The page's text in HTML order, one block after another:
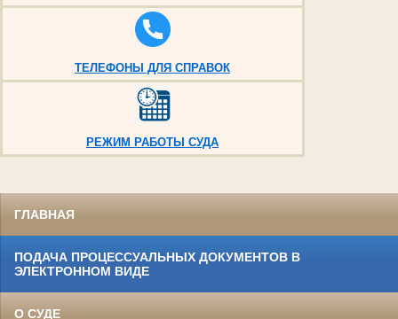
ТЕЛЕФОНЫ ДЛЯ СПРАВОК
РЕЖИМ РАБОТЫ СУДА
ГЛАВНАЯ
ПОДАЧА ПРОЦЕССУАЛЬНЫХ ДОКУМЕНТОВ В
ЭЛЕКТРОННОМ ВИДЕ
О СУДЕ